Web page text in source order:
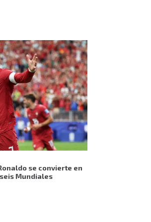
se convierte en
Mundiales